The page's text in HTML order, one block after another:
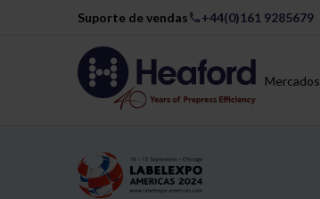
Suporte de vendas +44(0)161 9285679
Mercados